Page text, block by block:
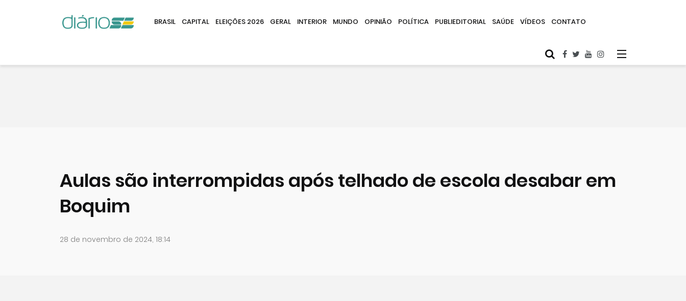
BRASIL CAPITAL ELEIÇÕES 2026 GERAL INTERIOR MUNDO OPINIÃO POLÍTICA PUBLIEDITORIAL SAÚDE VÍDEOS CONTATO
Aulas são interrompidas após telhado de escola desabar em
Boquim
28 de novembro de 2024, 18:14